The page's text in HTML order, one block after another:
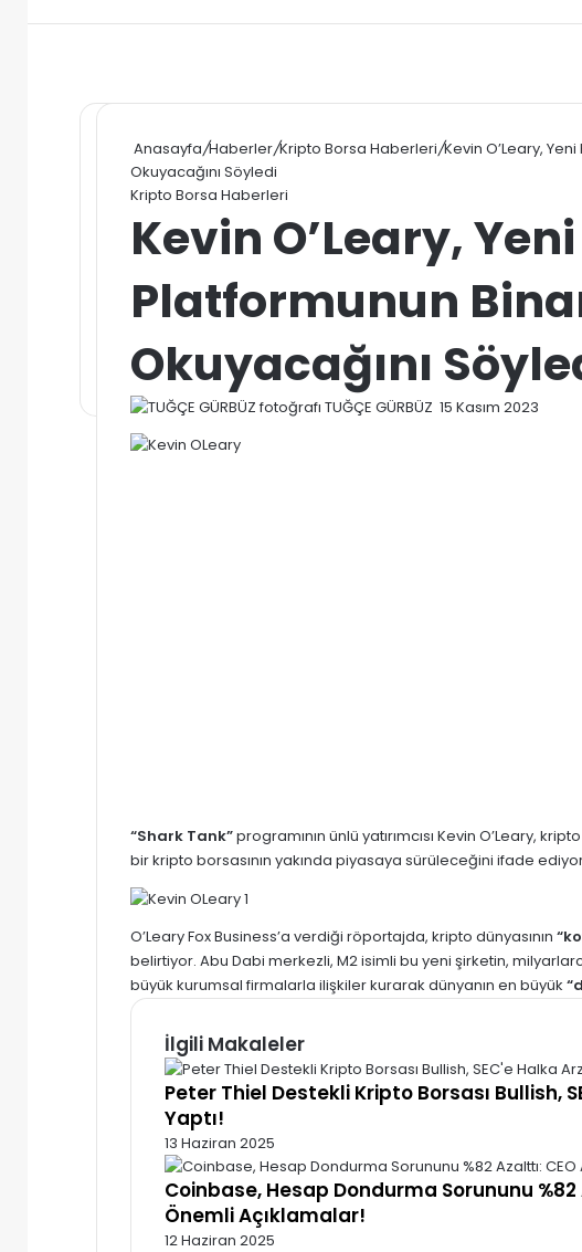
Anasayfa/Haberler/Kripto Borsa Haberleri/Kevin O’Leary,
Okuyacağını Söyledi
Kripto Borsa Haberleri
Kevin O’Leary,
Platformunun
Okuyacağını
TUĞÇE GÜRBÜZ Bir
15 Kasım 2023
“Shark Tank”programının ünlü yatırımcısı Kevin O’Leary,
bir kripto borsasının yakında piyasaya sürüleceğini ifade
O’Leary Fox Business’a verdiği röportajda, kripto dünyasının
belirtiyor. Abu Dabi merkezli, M2 isimli bu yeni şirketin,
büyük kurumsal firmalarla ilişkiler kurarak dünyanın en büyük
İlgili Makaleler
Peter Thiel Destekli Kripto Borsası Bullish,
Yaptı!
13 Haziran 2025
Coinbase, Hesap Dondurma Sorununu
Önemli Açıklamalar!
12 Haziran 2025